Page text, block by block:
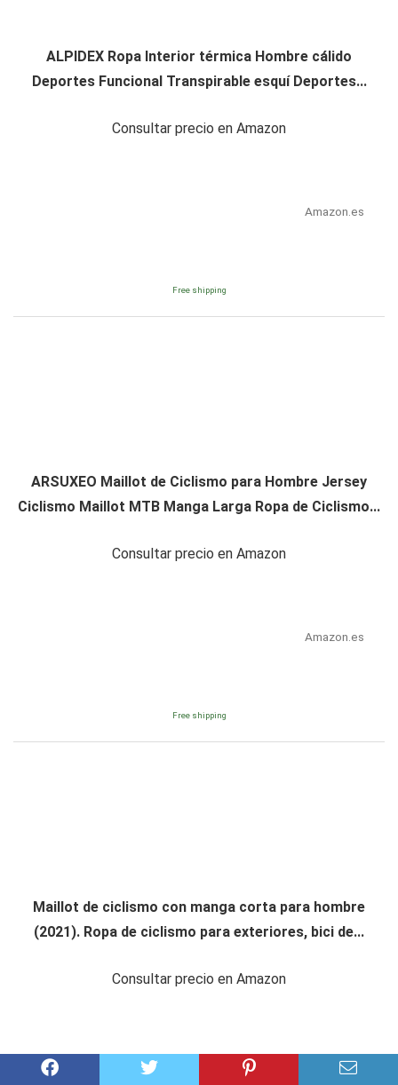
ALPIDEX Ropa Interior térmica Hombre cálido
Deportes Funcional Transpirable esquí Deportes...
Consultar precio en Amazon
Amazon.es
Free shipping
ARSUXEO Maillot de Ciclismo para Hombre Jersey
Ciclismo Maillot MTB Manga Larga Ropa de Ciclismo...
Consultar precio en Amazon
Amazon.es
Free shipping
Maillot de ciclismo con manga corta para hombre
(2021). Ropa de ciclismo para exteriores, bici de...
Consultar precio en Amazon
Amazon.es